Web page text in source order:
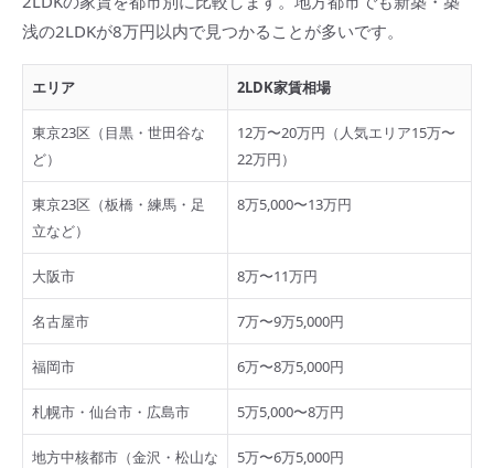
浅の2LDKが8万円以内で見つかることが多いです。
エリア 2LDK家賃相場
東京23区（目黒・世田谷な
ど）
12万〜20万円（人気エリア15万〜
22万円）
東京23区（板橋・練馬・足
立など）
8万5,000〜13万円
大阪市 8万〜11万円
名古屋市 7万〜9万5,000円
福岡市 6万〜8万5,000円
札幌市・仙台市・広島市 5万5,000〜8万円
地方中核都市（金沢・松山な
5万〜6万5,000円